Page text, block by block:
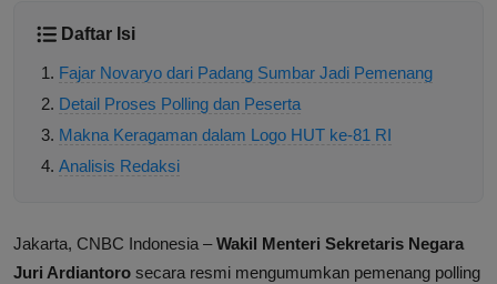
Daftar Isi
Fajar Novaryo dari Padang Sumbar Jadi Pemenang
Detail Proses Polling dan Peserta
Makna Keragaman dalam Logo HUT ke-81 RI
Analisis Redaksi
Jakarta, CNBC Indonesia –Wakil Menteri Sekretaris Negara
Juri Ardiantoro secara resmi mengumumkan pemenang polling